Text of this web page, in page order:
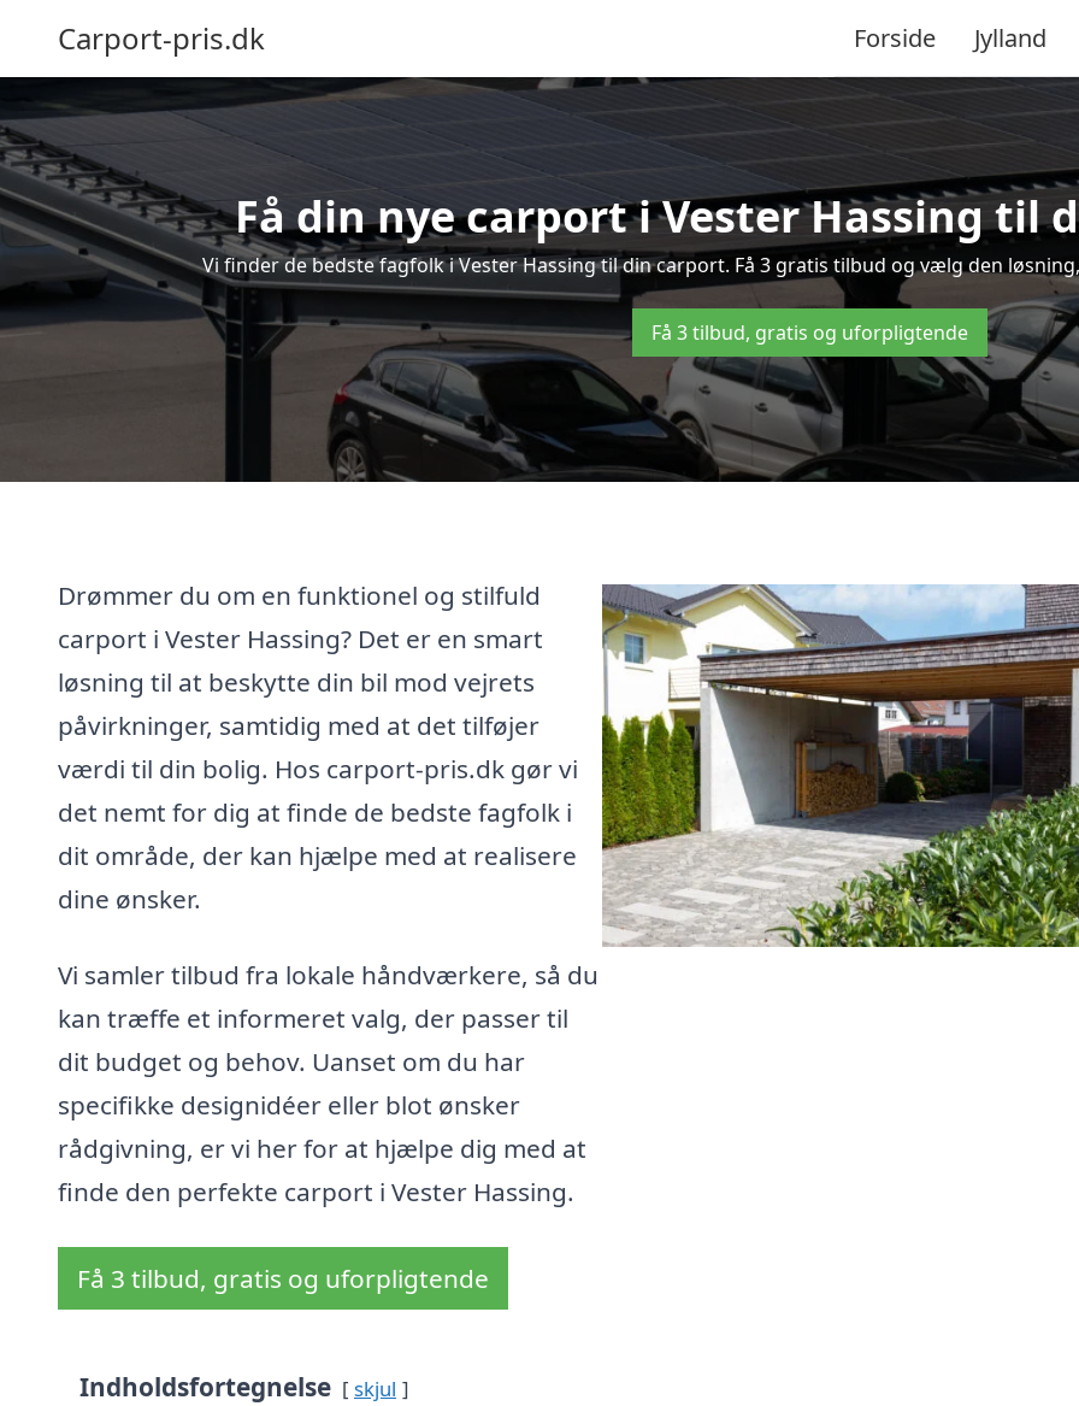
Carport-pris.dk Forside Jylland
Få din nye carport i Vester Hassing til
Vi finder de bedste fagfolk i Vester Hassing til din carport. Få 3 gratis tilbud og vælg den
Få 3 tilbud, gratis og uforpligtende
Drømmer du om en funktionel og stilfuld
carport i Vester Hassing? Det er en smart
løsning til at beskytte din bil mod vejrets
påvirkninger, samtidig med at det tilføjer
værdi til din bolig. Hos carport-pris.dk gør vi
det nemt for dig at finde de bedste fagfolk i
dit område, der kan hjælpe med at realisere
dine ønsker.
Vi samler tilbud fra lokale håndværkere, så du
kan træffe et informeret valg, der passer til
dit budget og behov. Uanset om du har
specifikke designidéer eller blot ønsker
rådgivning, er vi her for at hjælpe dig med at
finde den perfekte carport i Vester Hassing.
Få 3 tilbud, gratis og uforpligtende
Indholdsfortegnelse skjul